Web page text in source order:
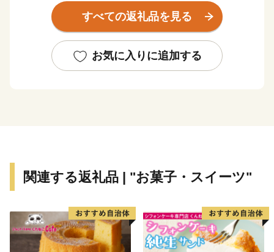
■寄附金の使いみち
尼崎市では、14通りの寄附金の使いみちを設けており、
全国でも珍しい、犬・猫の殺処分ゼロを目指すなどの動
物愛護に関する
す。
なりましたが、
当時の尼崎城西三の丸エリアにあたる尼崎城址公園内に
本丸の一部である
すべての返礼品を見る
お気に入りに追加する
関連する返礼品 | "お菓子・スイーツ"